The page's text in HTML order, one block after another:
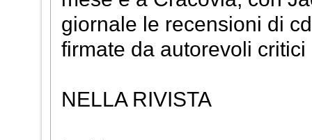
giornale le recensioni di
firmate da autorevoli critici
NELLA RIVISTA